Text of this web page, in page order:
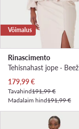
Võimalus
Rinascimento
Tehisnahast jope · Beež
Praegune hind
179,99€
Tavahind191,99 €
Madalaim hind191,99 €